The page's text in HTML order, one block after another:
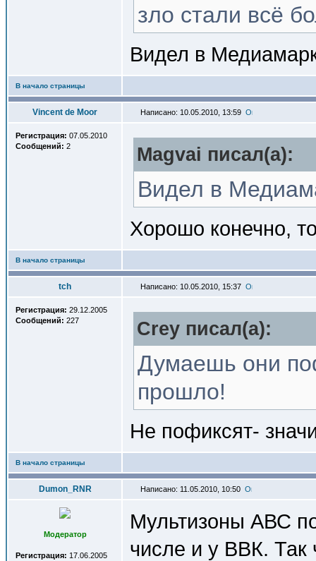
зло стали всё
Видел в
В начало страницы
Vincent de Moor Написано: 10.05.2010, 13:59
Регистрация: 07.05.2010
Сообщений: 2 Magvai писал(a):
Видел в
Хорошо конечно,
В начало страницы
tch Написано: 10.05.2010, 15:37
Регистрация: 29.12.2005
Сообщений: 227 Crey писал(a):
Думаешь они
прошло!
Не пофиксят-
В начало страницы
Dumon_RNR Написано: 11.05.2010, 10:50
Модератор
Регистрация: 17.06.2005
Мультизоны АВС
числе и у ВВК. Так